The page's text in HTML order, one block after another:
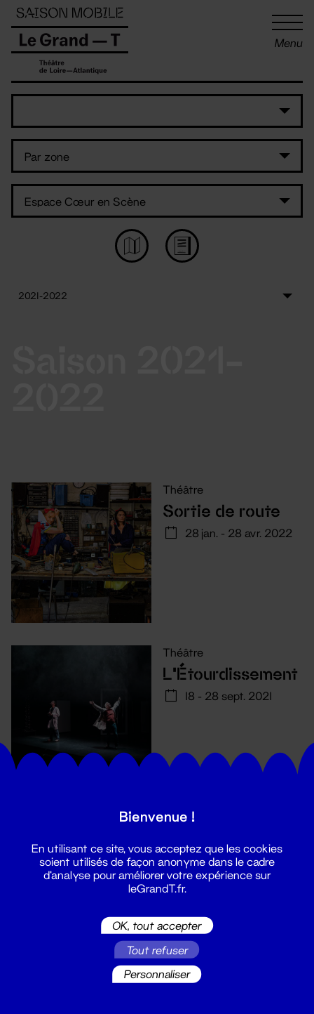
Menu
Théâtre
Sortie de route
28 jan. - 28 avr. 2022
Théâtre
L'Étourdissement
18 - 28 sept. 2021
Suivez toutes les actualités du
Panneau de gestion des cookies
Bienvenue !
En utilisant ce site, vous acceptez que les cookies
soient utilisés de façon anonyme dans le cadre
d'analyse pour améliorer votre expérience sur
leGrandT.fr.
OK, tout accepter
Tout refuser
Personnaliser